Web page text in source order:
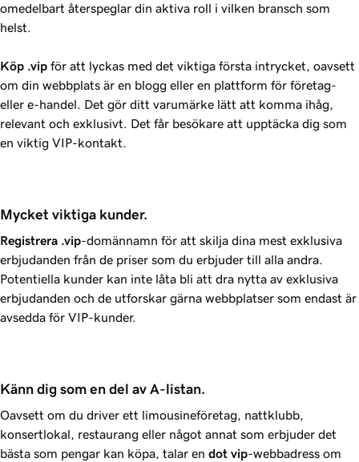
omedelbart återspeglar din aktiva roll i vilken bransch som
helst.
Köp .vip för att lyckas med det viktiga första intrycket, oavsett
om din webbplats är en blogg eller en plattform för företag-
eller e-handel. Det gör ditt varumärke lätt att komma ihåg,
relevant och exklusivt. Det får besökare att upptäcka dig som
en viktig VIP-kontakt.
Mycket viktiga kunder.
Registrera .vip-domännamn för att skilja dina mest exklusiva
erbjudanden från de priser som du erbjuder till alla andra.
Potentiella kunder kan inte låta bli att dra nytta av exklusiva
erbjudanden och de utforskar gärna webbplatser som endast är
avsedda för VIP-kunder.
Känn dig som en del av A-listan.
Oavsett om du driver ett limousineföretag, nattklubb,
konsertlokal, restaurang eller något annat som erbjuder det
bästa som pengar kan köpa, talar en dot vip-webbadress om